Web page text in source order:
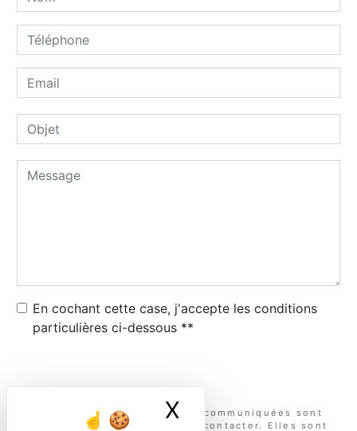
X Masquer le
En cochant cette case, j'accepte les conditions
particulières ci-dessous **
** Les données personnelles communiquées sont
nécessaires aux fins de vous contacter. Elles sont